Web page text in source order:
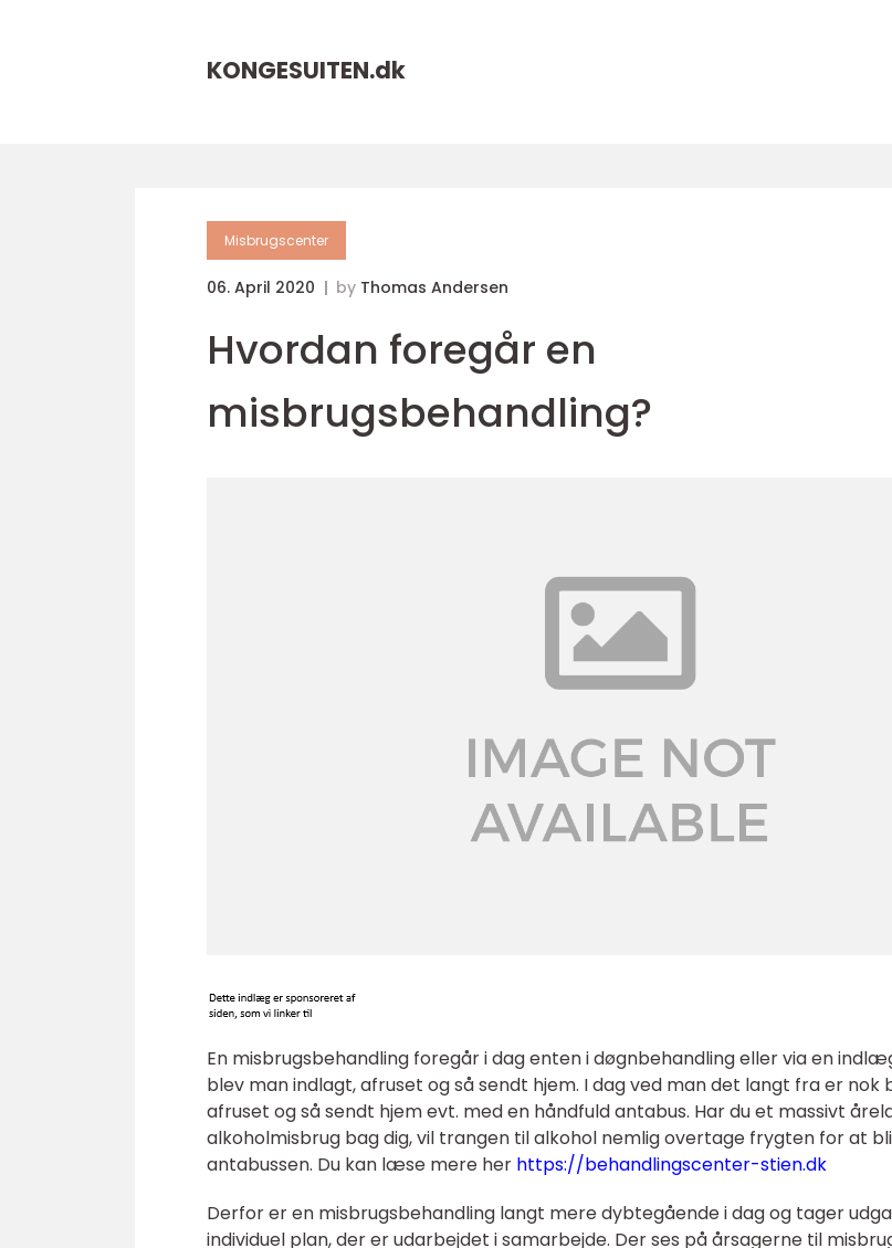
KONGESUITEN.dk
Misbrugscenter
06. April 2020 by Thomas Andersen
Hvordan foregår en
misbrugsbehandling?
En misbrugsbehandling foregår i dag enten i døgnbehandling eller via en
blev man indlagt, afruset og så sendt hjem. I dag ved man det langt fra er nok
afruset og så sendt hjem evt. med en håndfuld antabus. Har du et massivt
alkoholmisbrug bag dig, vil trangen til alkohol nemlig overtage frygten for at
antabussen. Du kan læse mere her https://behandlingscenter-stien.dk
Derfor er en misbrugsbehandling langt mere dybtegående i dag og tager
individuel plan, der er udarbejdet i samarbejde. Der ses på årsagerne til